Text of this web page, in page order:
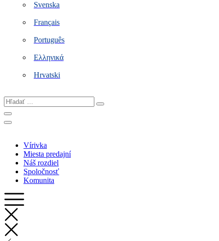
Svenska
Français
Português
Ελληνικά
Hrvatski
Hľadať
…
Vírivka
Miesta predajní
Náš rozdiel
Spoločnosť
Komunita